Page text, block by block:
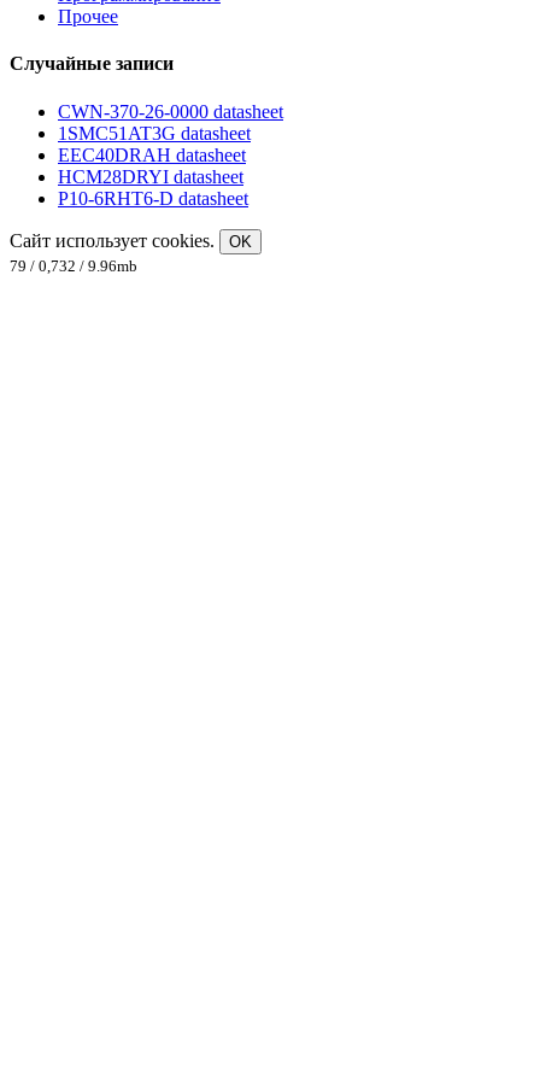
Прочее
Случайные записи
CWN-370-26-0000 datasheet
1SMC51AT3G datasheet
EEC40DRAH datasheet
HCM28DRYI datasheet
P10-6RHT6-D datasheet
Сайт использует cookies.
OK
79 / 0,732 / 9.96mb